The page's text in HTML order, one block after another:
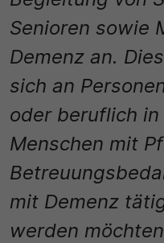
Senioren sowie
Demenz an.
sich an
oder beruflich
Menschen mit
mit Demenz
werden
Name
Cookie Consent / Ahlen
Laufzeit
1 Jahr
Zweck
Matomo
1 Jahr
Zweck
Wird für statistische
wie die eindeutige